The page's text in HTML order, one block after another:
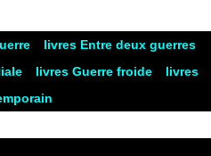
livres Entre deux guerres
livres Guerre froide
livres